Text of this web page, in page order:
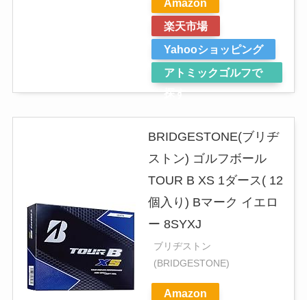
楽天市場
Yahooショッピング
アトミックゴルフで
探す
BRIDGESTONE(ブリヂ
ストン) ゴルフボール
TOUR B XS 1ダース( 12
個入り) Bマーク イエロ
ー 8SYXJ
ブリヂストン
(BRIDGESTONE)
Amazon